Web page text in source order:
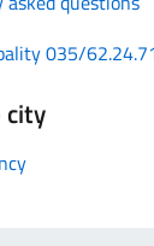
035/
city